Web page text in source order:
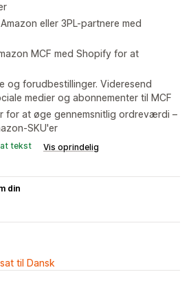
eller 3PL-partnere med
MCF med Shopify for at
og forudbestillinger. Videresend
medier og abonnementer til MCF
for at øge gennemsnitlig ordreværdi –
SKU'er
tekst Vis oprindelig
din
til Dansk